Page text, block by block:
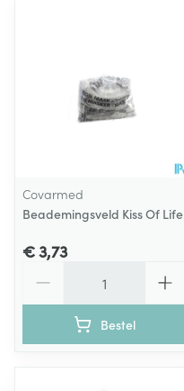
Covarmed
Beademingsveld Kiss Of Life
€ 3,73
Bestel